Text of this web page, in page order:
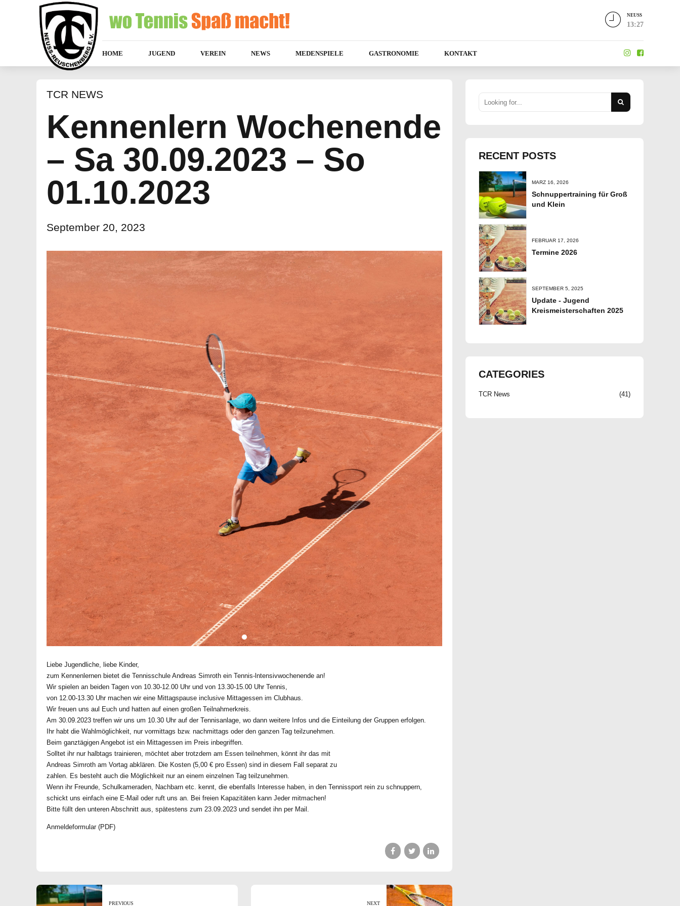
NEUSS
13:27
HOME JUGEND VEREIN NEWS MEDENSPIELE GASTRONOMIE KONTAKT
TCR NEWS
Kennenlern Wochenende
– Sa 30.09.2023 – So
01.10.2023
September 20, 2023
Liebe Jugendliche, liebe Kinder,
zum Kennenlernen bietet die Tennisschule Andreas Simroth ein Tennis-lntensivwochenende an!
Wir spielen an beiden Tagen von 10.30-12.00 Uhr und von 13.30-15.00 Uhr Tennis,
von 12.00-13.30 Uhr machen wir eine Mittagspause inclusive Mittagessen im Clubhaus.
Wir freuen uns aul Euch und hatten auf einen großen Teilnahmerkreis.
Am 30.09.2023 treffen wir uns um 10.30 Uhr auf der Tennisanlage, wo dann weitere Infos und die Einteilung der Gruppen erfolgen.
Ihr habt die Wahlmöglichkeit, nur vormittags bzw. nachmittags oder den ganzen Tag teilzunehmen.
Beim ganztägigen Angebot ist ein Mittagessen im Preis inbegriffen.
Solltet ihr nur halbtags trainieren, möchtet aber trotzdem am Essen teilnehmen, könnt ihr das mit
Andreas Simroth am Vortag abklären. Die Kosten (5,00 € pro Essen) sind in diesem Fall separat zu
zahlen. Es besteht auch die Möglichkeit nur an einem einzelnen Tag teilzunehmen.
Wenn ihr Freunde, Schulkameraden, Nachbarn etc. kennt, die ebenfalls Interesse haben, in den Tennissport rein zu schnuppern,
schickt uns einfach eine E-Mail oder ruft uns an. Bei freien Kapazitäten kann Jeder mitmachen!
Bitte füllt den unteren Abschnitt aus, spätestens zum 23.09.2023 und sendet ihn per Mail.
Anmeldeformular (PDF)
PREVIOUS NEXT
RECENT POSTS
MÄRZ 16, 2026
Schnuppertraining für Groß
und Klein
FEBRUAR 17, 2026
Termine 2026
SEPTEMBER 5, 2025
Update - Jugend
Kreismeisterschaften 2025
CATEGORIES
TCR News (41)